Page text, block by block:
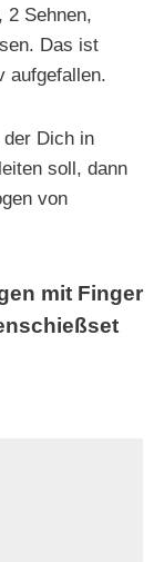
2 Sehnen,
Das ist
aufgefallen.
Dich in
soll, dann
von
mit Finger